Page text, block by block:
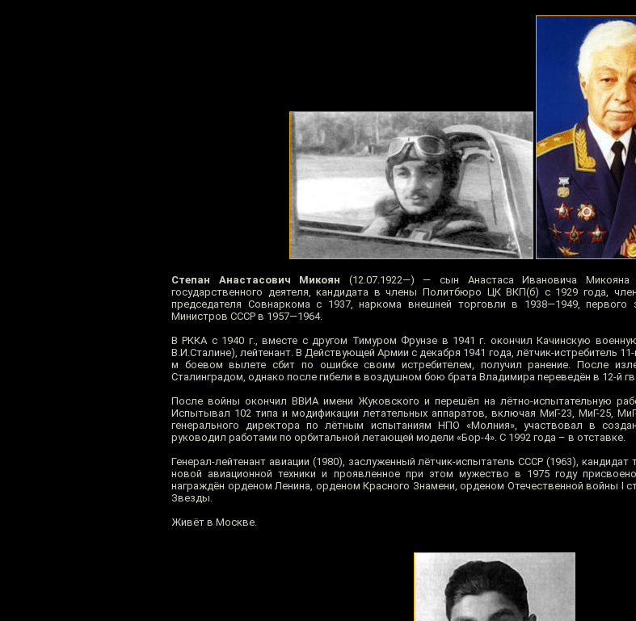
Степан Анастасович Микоян (12.07.1922—) — сын Анастаса Ивановича
государственного деятеля, кандидата в члены Политбюро ЦК ВКП(б) с 1929 года,
председателя Совнаркома с 1937, наркома внешней торговли в 1938—1949, первого
Министров СССР в 1957—1964.
В РККА с 1940 г., вместе с другом Тимуром Фрунзе в 1941 г. окончил Качинскую
В.И.Сталине), лейтенант. В Действующей Армии с декабря 1941 года, лётчик-истребитель
м боевом вылете сбит по ошибке своим истребителем, получил ранение. После
Сталинградом, однако после гибели в воздушном бою брата Владимира переведён в 12-й
После войны окончил ВВИА имени Жуковского и перешёл на лётно-испытательную
Испытывал 102 типа и модификации летательных аппаратов, включая МиГ-23, МиГ-25,
генерального директора по лётным испытаниям НПО «Молния», участвовал в
руководил работами по орбитальной летающей модели «Бор-4». С 1992 года – в отставке.
Генерал-лейтенант авиации (1980), заслуженный лётчик-испытатель СССР (1963), кандидат
новой авиационной техники и проявленное при этом мужество в 1975 году
награждён орденом Ленина, орденом Красного Знамени, орденом Отечественной войны I
Звезды.
Живёт в Москве.